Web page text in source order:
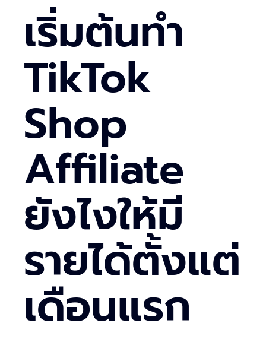
เริ่มต้นทำ
TikTok
Shop
Affiliate
ยังไงให้มี
รายได้ตั้งแต่
เดือนแรก